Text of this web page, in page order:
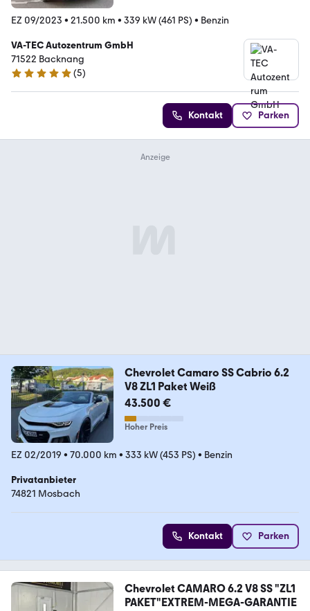
EZ 09/2023 • 21.500 km • 339 kW (461 PS) • Benzin
VA-TEC Autozentrum GmbH
71522 Backnang
4.9 Sterne
(5)
Kontakt Parken
Chevrolet Camaro SS Cabrio 6.2
V8 ZL1 Paket Weiß
43.500 €
Hoher Preis
EZ 02/2019 • 70.000 km • 333 kW (453 PS) • Benzin
Privatanbieter
74821 Mosbach
Kontakt Parken
Chevrolet CAMARO 6.2 V8 SS "ZL1
PAKET"EXTREM-MEGA-GARANTIE